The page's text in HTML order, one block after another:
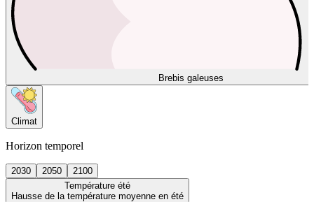
Brebis galeuses
Climat
Horizon temporel
2030 2050
2100
Température été
Hausse de la température moyenne en été